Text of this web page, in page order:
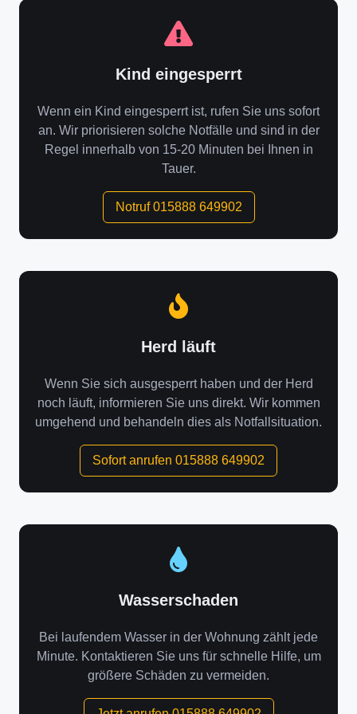
Kind eingesperrt
Wenn ein Kind eingesperrt ist, rufen Sie uns sofort
an. Wir priorisieren solche Notfälle und sind in der
Regel innerhalb von 15-20 Minuten bei Ihnen in
Tauer.
Notruf 015888 649902
Herd läuft
Wenn Sie sich ausgesperrt haben und der Herd
noch läuft, informieren Sie uns direkt. Wir kommen
umgehend und behandeln dies als Notfallsituation.
Sofort anrufen 015888 649902
Wasserschaden
Bei laufendem Wasser in der Wohnung zählt jede
Minute. Kontaktieren Sie uns für schnelle Hilfe, um
größere Schäden zu vermeiden.